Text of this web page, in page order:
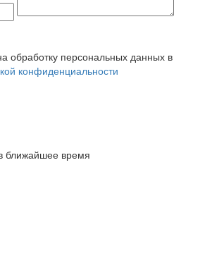
обработку персональных данных в
конфиденциальности
ближайшее время